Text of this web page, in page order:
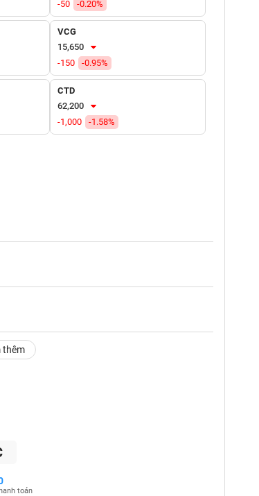
-50
-0.20%
VCG
15,650
-150
-0.95%
CTD
62,200
-1,000
-1.58%
thêm
toán